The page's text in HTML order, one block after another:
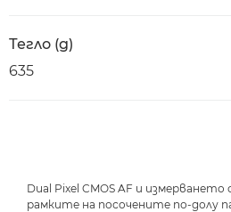
Тегло (g)
635
Dual Pixel CMOS AF и
рамките на посочените по-долу